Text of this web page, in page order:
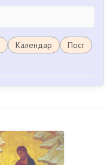
Календар
Пост